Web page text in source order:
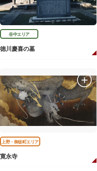
谷中エリア
徳川慶喜の墓
上野・御徒町エリア
寛永寺